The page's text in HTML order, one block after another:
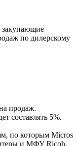
закупающие
по дилерскому
продаж.
составлять 5%.
по которым Micros
и МФУ Ricoh,